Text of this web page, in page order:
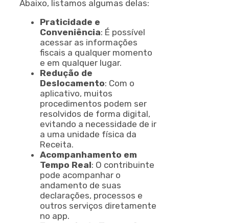
Abaixo, listamos algumas delas:
Praticidade e
Conveniência: É possível
acessar as informações
fiscais a qualquer momento
e em qualquer lugar.
Redução de
Deslocamento: Com o
aplicativo, muitos
procedimentos podem ser
resolvidos de forma digital,
evitando a necessidade de ir
a uma unidade física da
Receita.
Acompanhamento em
Tempo Real: O contribuinte
pode acompanhar o
andamento de suas
declarações, processos e
outros serviços diretamente
no app.